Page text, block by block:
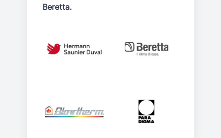
Beretta.